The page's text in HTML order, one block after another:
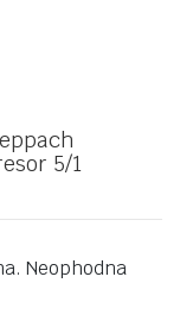
5/1
Neophodna